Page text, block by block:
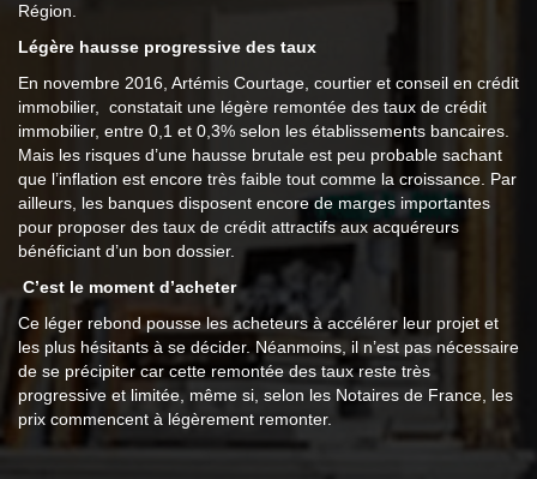
Région.
Légère hausse progressive des taux
En novembre 2016, Artémis Courtage, courtier et conseil en crédit
immobilier, constatait une légère remontée des taux de crédit
immobilier, entre 0,1 et 0,3% selon les établissements bancaires.
Mais les risques d’une hausse brutale est peu probable sachant
que l’inflation est encore très faible tout comme la croissance. Par
ailleurs, les banques disposent encore de marges importantes
pour proposer des taux de crédit attractifs aux acquéreurs
bénéficiant d’un bon dossier.
C’est le moment d’acheter
Ce léger rebond pousse les acheteurs à accélérer leur projet et
les plus hésitants à se décider. Néanmoins, il n’est pas nécessaire
de se précipiter car cette remontée des taux reste très
progressive et limitée, même si, selon les Notaires de France, les
prix commencent à légèrement remonter.